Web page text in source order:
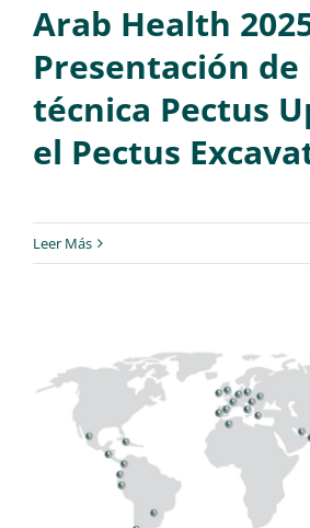
Arab Health
Presentación de
técnica Pectus
el Pectus
Leer Más